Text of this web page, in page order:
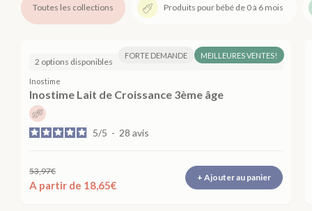
Toutes les collections Produits pour bébé de 0 à 6 mois
FORTE DEMANDE MEILLEURES VENTES!
2 options disponibles
Inostime
Inostime Lait de Croissance 3ème âge
5/5 - 28 avis
Prix
53,97€
Panier vide
A partir de 18,65€
+ Ajouter au panier